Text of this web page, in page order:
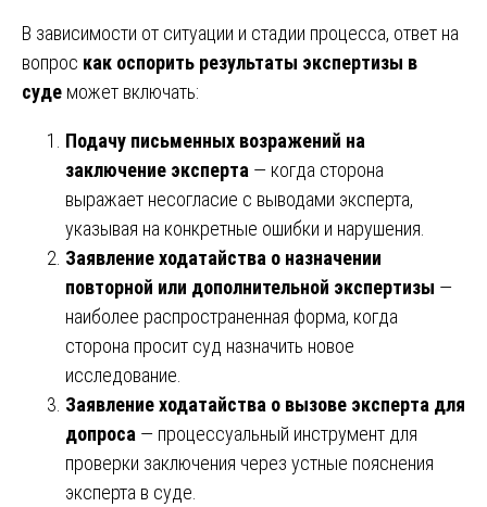
В зависимости от ситуации и стадии процесса, ответ на
вопрос как оспорить результаты экспертизы в
суде может включать:
Подачу письменных возражений на
заключение эксперта — когда сторона
выражает несогласие с выводами эксперта,
указывая на конкретные ошибки и нарушения.
Заявление ходатайства о назначении
повторной или дополнительной экспертизы —
наиболее распространенная форма, когда
сторона просит суд назначить новое
исследование.
Заявление ходатайства о вызове эксперта для
допроса — процессуальный инструмент для
проверки заключения через устные пояснения
эксперта в суде.